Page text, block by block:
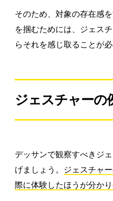
そのため、対象の存在感
を掴むためには、ジェス
らそれを感じ取ることが必
ジェスチャーの
デッサンで観察すべきジ
げましょう。
ジェスチャ
際に体験したほうが分かり